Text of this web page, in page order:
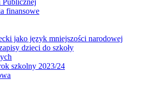
finansowe
jako język mniejszości narodowej
dzieci do szkoły
szkolny 2023/24